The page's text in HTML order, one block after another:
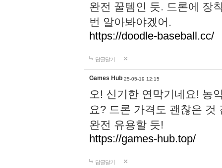
완전 꿀템인 듯. 드론에 장
번 알아봐야겠어.
https://doodle-baseball.cc/
답글달기
Games Hub 25-05-19 12:15
오! 신기한 연막기네요! 농
요? 드론 가격도 괜찮은 것
완전 유용할 듯!
https://games-hub.top/
답글달기